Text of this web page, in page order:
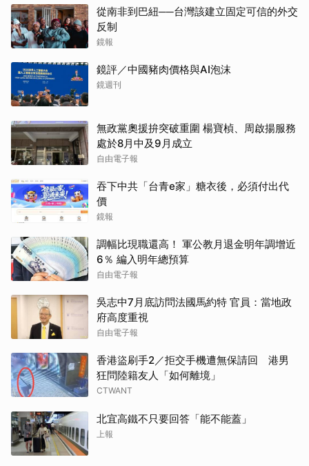
從南非到巴紐──台灣該建立固定可信的外交
反制
鏡報
鏡評／中國豬肉價格與AI泡沫
鏡週刊
無政黨奧援拚突破重圍 楊寶楨、周啟揚服務
處於8月中及9月成立
自由電子報
吞下中共「台青e家」糖衣後，必須付出代
價
鏡報
調幅比現職還高！ 軍公教月退金明年調增近
6％ 編入明年總預算
自由電子報
吳志中7月底訪問法國馬約特 官員：當地政
府高度重視
自由電子報
香港盜刷手2／拒交手機遭無保請回 港男
狂問陸籍友人「如何離境」
CTWANT
北宜高鐵不只要回答「能不能蓋」
上報